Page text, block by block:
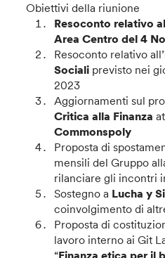
Obiettivi della riunione
Resoconto relativo
Area Centro del 4
Resoconto relativo all’
Sociali previsto nei
2023
Aggiornamenti sul
Critica alla Finanza
Commonspoly
Proposta di
mensili del Gruppo
rilanciare gli incontri
Sostegno a Lucha y
coinvolgimento di
Proposta di
lavoro interno ai Git